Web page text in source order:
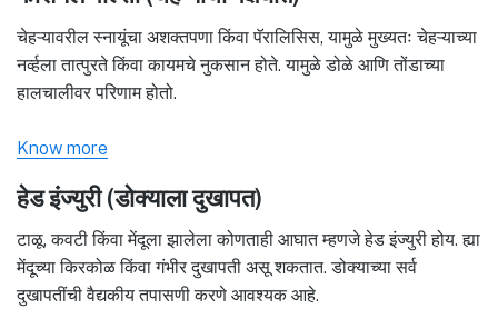
चेहऱ्यावरील स्नायूंचा अशक्तपणा किंवा पॅरालिसिस, यामुळे मुख्यतः चेहऱ्याच्या
नर्व्हला तात्पुरते किंवा कायमचे नुकसान होते. यामुळे डोळे आणि तोंडाच्या
हालचालीवर परिणाम होतो.
Know more
हेड इंज्युरी (डोक्याला दुखापत)
टाळू, कवटी किंवा मेंदूला झालेला कोणताही आघात म्हणजे हेड इंज्युरी होय. ह्या
मेंदूच्या किरकोळ किंवा गंभीर दुखापती असू शकतात. डोक्याच्या सर्व
दुखापतींची वैद्यकीय तपासणी करणे आवश्यक आहे.